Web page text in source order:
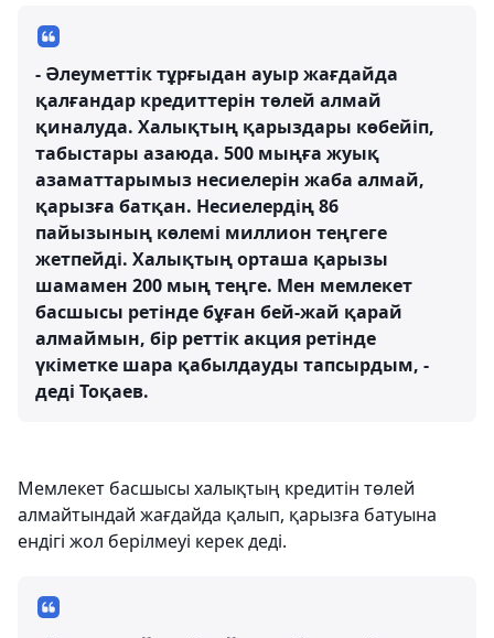
- Әлеуметтік тұрғыдан ауыр жағдайда
қалғандар кредиттерін төлей алмай
қиналуда. Халықтың қарыздары көбейіп,
табыстары азаюда. 500 мыңға жуық
азаматтарымыз несиелерін жаба алмай,
қарызға батқан. Несиелердің 86
пайызының көлемі миллион теңгеге
жетпейді. Халықтың орташа қарызы
шамамен 200 мың теңге. Мен мемлекет
басшысы ретінде бұған бей-жай қарай
алмаймын, бір реттік акция ретінде
үкіметке шара қабылдауды тапсырдым, -
деді Тоқаев.
Мемлекет басшысы халықтың кредитін төлей
алмайтындай жағдайда қалып, қарызға батуына
ендігі жол берілмеуі керек деді.